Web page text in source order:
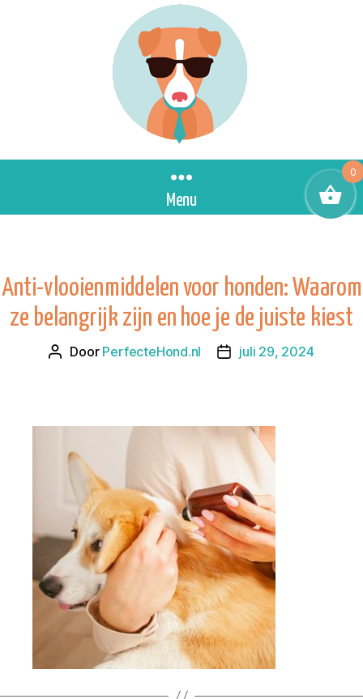
Menu
Anti-vlooienmiddelen voor honden: Waarom
ze belangrijk zijn en hoe je de juiste kiest
Berichtauteur
Door PerfecteHond.nl Berichtdatum
juli 29, 2024
0